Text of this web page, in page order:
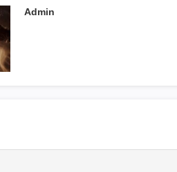
Admin